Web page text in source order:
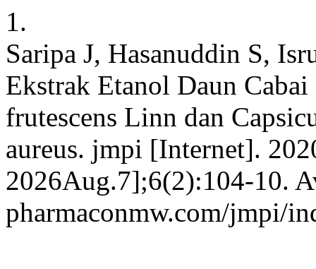
1.
Saripa J, Hasanuddin S,
Ekstrak Etanol Daun
frutescens Linn dan
aureus. jmpi [Internet].
2026Aug.7];6(2):104-10.
pharmaconmw.com/jmpi/